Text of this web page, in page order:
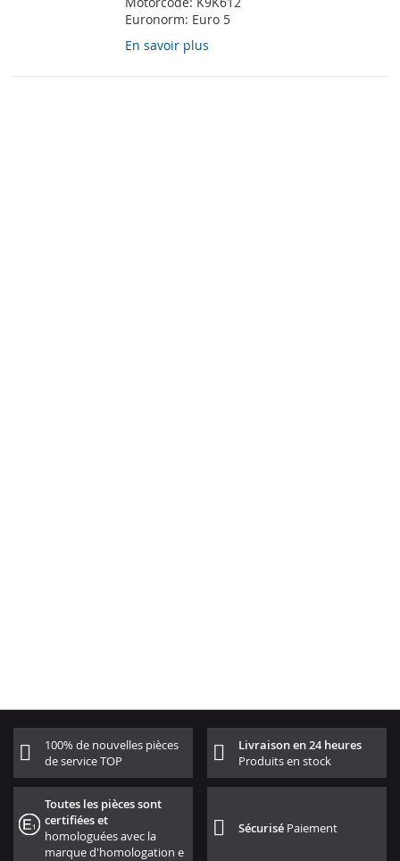
Euronorm: Euro 5
En savoir plus
100% de nouvelles pièces
de service TOP
Livraison en 24 heures
Produits en stock
Toutes les pièces sont
certifiées et
homologuées avec la
marque d'homologation e
Sécurisé Paiement